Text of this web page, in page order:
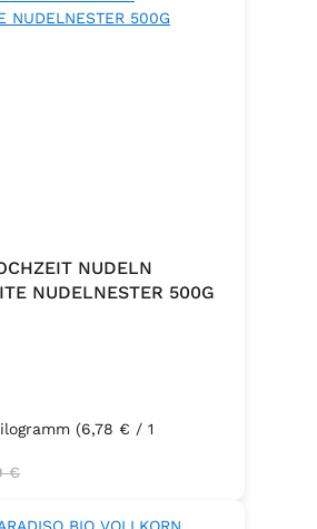
NUDELN
NUDELNESTER 500G
(6,78 € / 1
Preis:
€